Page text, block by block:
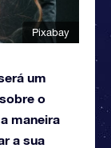
Pixabay
um
o
maneira
a sua